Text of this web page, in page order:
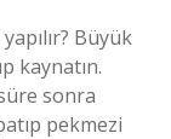
Büyük
kaynatın.
sonra
pekmezi